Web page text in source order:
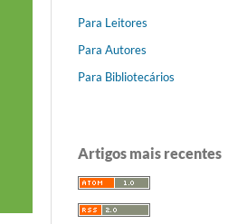
Para Leitores
Para Autores
Para Bibliotecários
Artigos mais recentes